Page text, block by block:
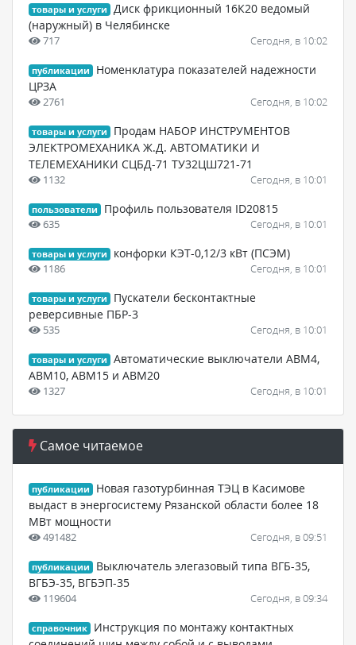
товары и услуги
Диск фрикционный 16К20 ведомый
(наружный) в Челябинске
717 Сегодня, в 10:02
публикации
Номенклатура показателей надежности
ЦРЗА
2761 Сегодня, в 10:02
товары и услуги
Продам НАБОР ИНСТРУМЕНТОВ
ЭЛЕКТРОМЕХАНИКА Ж.Д. АВТОМАТИКИ И
ТЕЛЕМЕХАНИКИ СЦБД-71 ТУ32ЦШ721-71
1132 Сегодня, в 10:01
пользователи Профиль пользователя ID20815
635 Сегодня, в 10:01
товары и услуги конфорки КЭТ-0,12/3 кВт (ПСЭМ)
1186 Сегодня, в 10:01
товары и услуги
Пускатели бесконтактные
реверсивные ПБР-3
535 Сегодня, в 10:01
товары и услуги
Автоматические выключатели АВМ4,
АВМ10, АВМ15 и АВМ20
1327 Сегодня, в 10:01
Самое читаемое
публикации
Новая газотурбинная ТЭЦ в Касимове
выдаст в энергосистему Рязанской области более 18
МВт мощности
491482 Сегодня, в 09:51
публикации
Выключатель элегазовый типа ВГБ-35,
ВГБЭ-35, ВГБЭП-35
119604 Сегодня, в 09:34
справочник
Инструкция по монтажу контактных